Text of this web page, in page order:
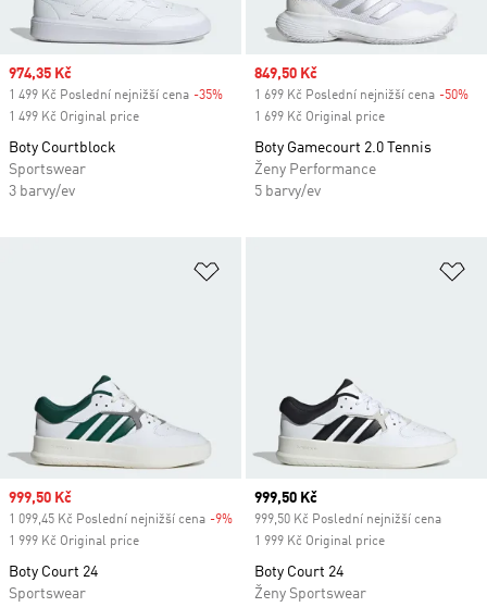
Sale price
974,35 Kč
1 499 Kč Poslední nejnižší cena -35% Discount
1 499 Kč Original price
Boty Courtblock
Sportswear
3 barvy/ev
Sale price
849,50 Kč
1 699 Kč Poslední nejnižší cena -50%
1 699 Kč Original price
Boty Gamecourt 2.0 Tennis
Ženy Performance
5 barvy/ev
Sale price
999,50 Kč
1 099,45 Kč Poslední nejnižší cena -9% Discount
1 999 Kč Original price
Boty Court 24
Sportswear
Current price
999,50 Kč
999,50 Kč Poslední nejnižší cena
1 999 Kč Original price
Boty Court 24
Ženy Sportswear